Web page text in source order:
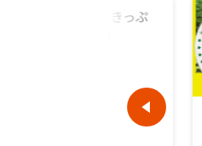
南海デジタルきっぷ